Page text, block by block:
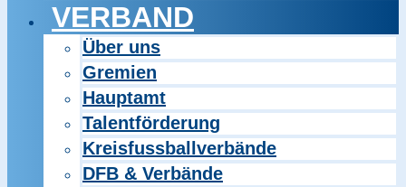
VERBAND
Über uns
Gremien
Hauptamt
Talentförderung
Kreisfussballverbände
DFB & Verbände